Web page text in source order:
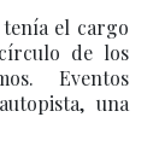
el cargo
de los
Eventos
una